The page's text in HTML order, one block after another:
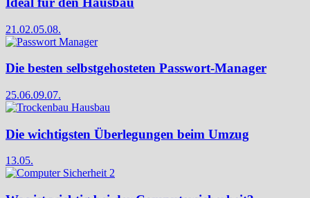
21.02.05.08.
Die besten selbstgehosteten Passwort-Manager
25.06.09.07.
Die wichtigsten Überlegungen beim Umzug
13.05.